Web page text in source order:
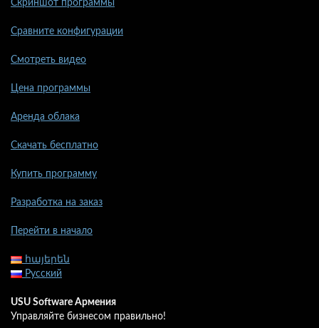
Скриншот программы
Сравните конфигурации
Смотреть видео
Цена программы
Аренда облака
Скачать бесплатно
Купить программу
Разработка на заказ
Перейти в начало
հայերեն
Русский
USU Software Армения
Управляйте бизнесом правильно!